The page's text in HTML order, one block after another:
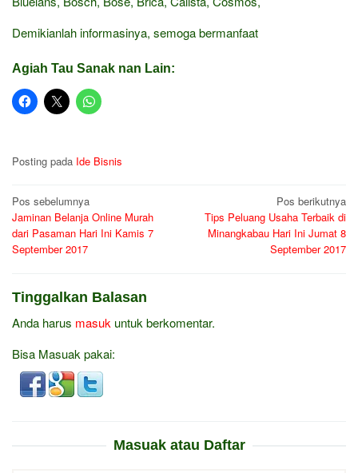
Demikianlah informasinya, semoga bermanfaat
Agiah Tau Sanak nan Lain:
Posting pada Ide Bisnis
Navigasi
pos
Pos sebelumnya
Jaminan Belanja Online Murah
dari Pasaman Hari Ini Kamis 7
September 2017
Pos berikutnya
Tips Peluang Usaha Terbaik di
Minangkabau Hari Ini Jumat 8
September 2017
Tinggalkan Balasan
Anda harus masuk untuk berkomentar.
Bisa Masuak pakai:
Masuak atau Daftar